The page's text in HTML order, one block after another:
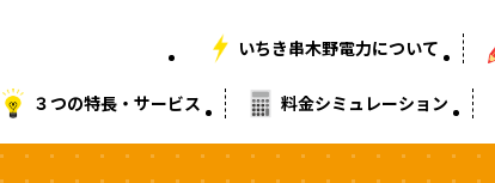
３つの特長・サービス 料金シミュレーション
いちき串木野電力について